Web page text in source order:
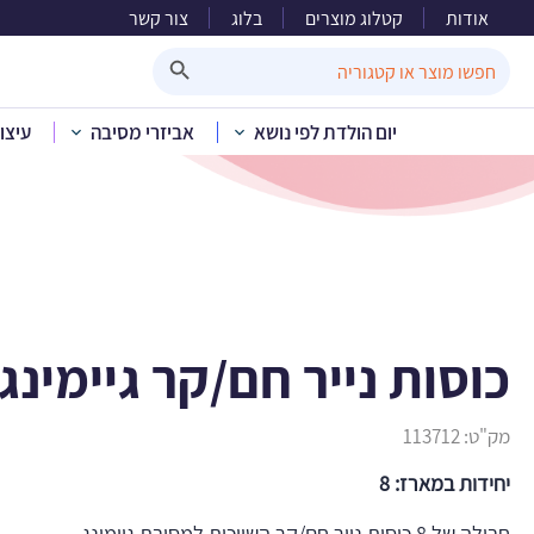
אודות קטלוג מוצרים בלוג צור קשר
for:
יום הולדת לפי נושא אביזרי מסיבה
בית»קטלוג מוצרים»
כוסות נייר חם/קר גיימינג
מק"ט:113712
יחידות במארז: 8